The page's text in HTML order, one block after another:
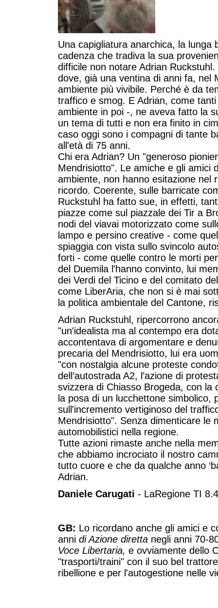
Una capigliatura anarchica, la lunga
cadenza che tradiva la sua
difficile non notare Adrian
dove, già una ventina di anni fa, nel
ambiente più vivibile. Perché è da
traffico e smog. E Adrian, come
ambiente in poi -, ne aveva fatto la
un tema di tutti e non era finito in
caso oggi sono i compagni di tante
all'età di 75 anni.
Chi era Adrian? Un "generoso
Mendrisiotto". Le amiche e gli amici
ambiente, non hanno esitazione nel
ricordo. Coerente, sulle barricate
Ruckstuhl ha fatto sue, in effetti,
piazze come sul piazzale dei Tir a
nodi del viavai motorizzato come
lampo e persino creative - come
spiaggia con vista sullo svincolo
forti - come quelle contro le morti
del Duemila l'hanno convinto, lui
dei Verdi del Ticino e del comitato
come LiberAria, che non si è mai
la politica ambientale del Cantone,
Adrian Ruckstuhl, ripercorrono
"un'idealista ma al contempo era
accontentava di argomentare e
precaria del Mendrisiotto, lui era
"con nostalgia alcune proteste
dell’autostrada A2, l’azione di
svizzera di Chiasso Brogeda, con la
la posa di un lucchettone simbolico,
sull'incremento vertiginoso del
Mendrisiotto". Senza dimenticare le
automobilistici nella regione.
Tutte azioni rimaste anche nella
che abbiamo incrociato il nostro
tutto cuore e che da qualche anno
Adrian.
Daniele Carugati - LaRegione TI
GB: Lo ricordano anche gli amici e
anni di Azione diretta negli anni 70-
Voce Libertaria, e ovviamente dello
"trasporti/traini" con il suo bel
ribellione e per l'autogestione nelle